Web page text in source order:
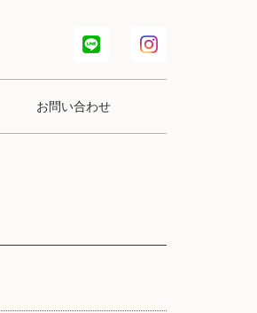
お問い合わせ